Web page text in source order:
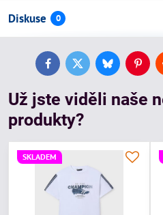
Diskuse 0
FacebookTwitterBluesky
Už jste viděli naše
produkty?
SKLADEM